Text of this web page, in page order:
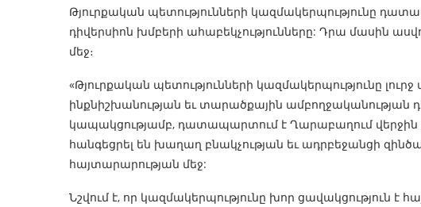
Թյուրքական պետությունների կազմակերպությունը
դիվերսիոն խմբերի ահաբեկչությունները: Դրա մասին
մեջ։
«Թյուրքական պետությունների կազմակերպությունը
ինքնիշխանության եւ տարածքային
կապակցությամբ, դատապարտում է Ղարաբաղում վերջին
հանգեցրել են խաղաղ բնակչության եւ ադրբեջանցի
հայտարարության մեջ:
Նշվում է, որ կազմակերպությունը խոր ցավակցություն է